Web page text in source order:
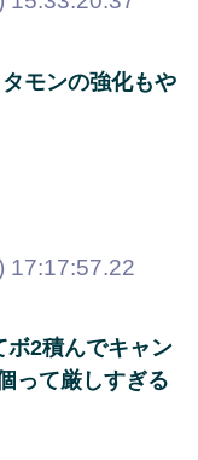
モンの強化もや
17:17:57.22
2積んでキャン
って厳しすぎる